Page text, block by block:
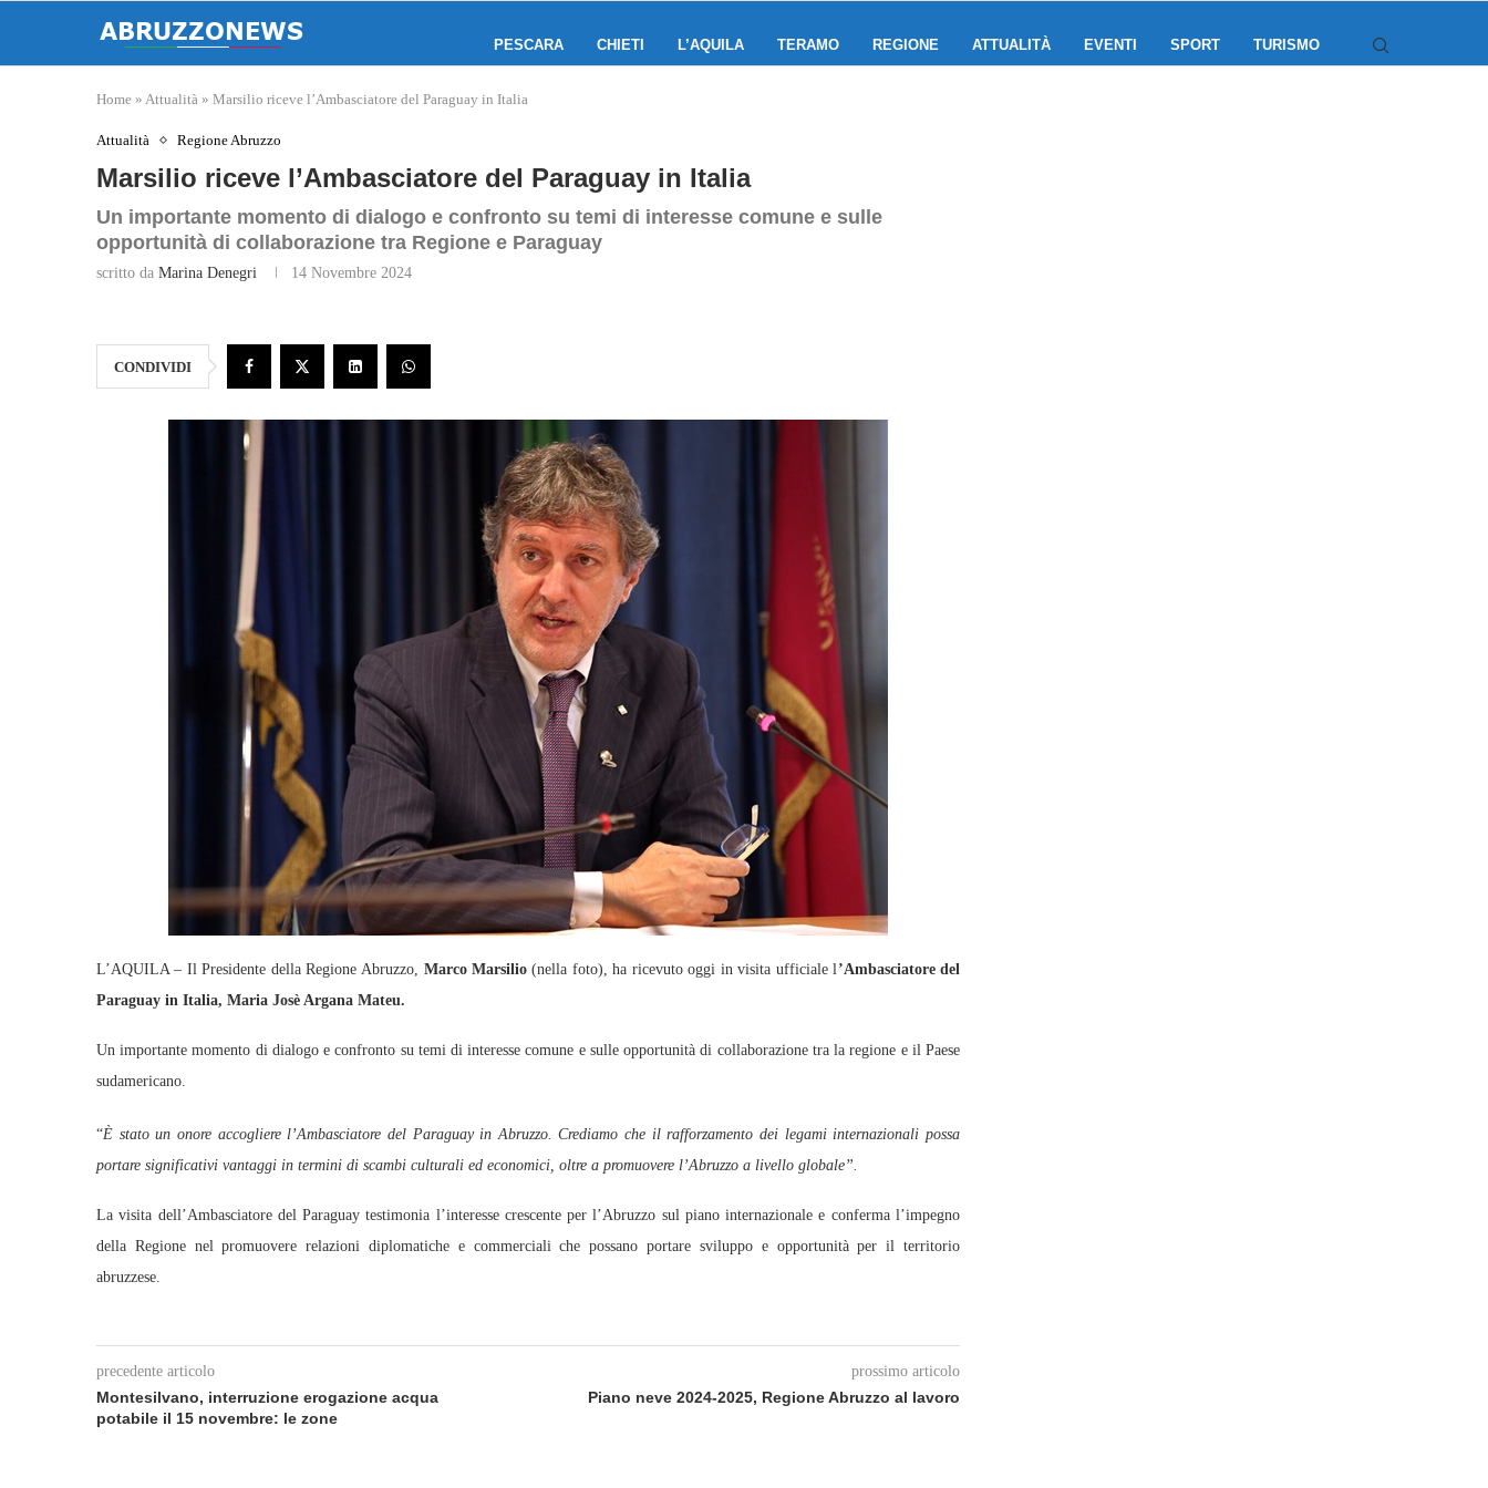
PESCARA CHIETI L’AQUILA TERAMO REGIONE ATTUALITÀ EVENTI SPORT TURISMO
Home » Attualità » Marsilio riceve l’Ambasciatore del Paraguay in Italia
Attualità Regione Abruzzo
Marsilio riceve l’Ambasciatore del Paraguay in Italia
Un importante momento di dialogo e confronto su temi di interesse comune e sulle
opportunità di collaborazione tra Regione e Paraguay
scritto da Marina Denegri 14 Novembre 2024
CONDIVIDI
L’AQUILA – Il Presidente della Regione Abruzzo, Marco Marsilio (nella foto), ha ricevuto oggi in visita ufficiale l’Ambasciatore del
Paraguay in Italia, Maria Josè Argana Mateu.
Un importante momento di dialogo e confronto su temi di interesse comune e sulle opportunità di collaborazione tra la regione e il Paese
sudamericano.
“È stato un onore accogliere l’Ambasciatore del Paraguay in Abruzzo. Crediamo che il rafforzamento dei legami internazionali possa
portare significativi vantaggi in termini di scambi culturali ed economici, oltre a promuovere l’Abruzzo a livello globale”.
La visita dell’Ambasciatore del Paraguay testimonia l’interesse crescente per l’Abruzzo sul piano internazionale e conferma l’impegno
della Regione nel promuovere relazioni diplomatiche e commerciali che possano portare sviluppo e opportunità per il territorio
abruzzese.
precedente articolo
Montesilvano, interruzione erogazione acqua
potabile il 15 novembre: le zone
prossimo articolo
Piano neve 2024-2025, Regione Abruzzo al lavoro